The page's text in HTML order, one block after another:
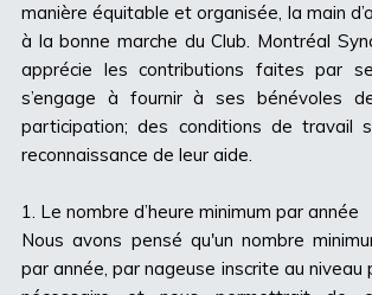
manière équitable et organisée, la main
à la bonne marche du Club. Montréal
apprécie les contributions faites par
s’engage à fournir à ses bénévoles
participation; des conditions de travail
reconnaissance de leur aide.
1. Le nombre d’heure minimum par année
Nous avons pensé qu'un nombre
par année, par nageuse inscrite au